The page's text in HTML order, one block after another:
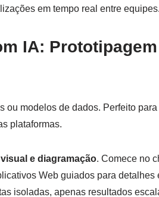
em tempo real entre equipes.
IA: Prototipagem
ou modelos de dados. Perfeito para
plataformas.
e diagramação. Comece no
Web guiados para detalhes
isoladas, apenas resultados